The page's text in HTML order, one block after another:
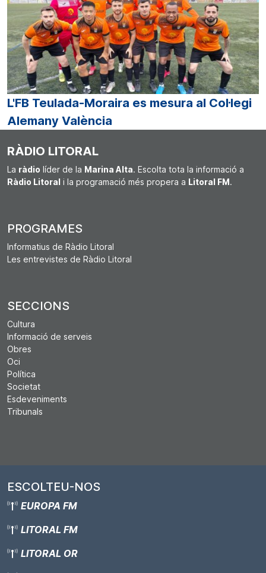
L'FB Teulada-Moraira es mesura al Col·legi
Alemany València
RÀDIO LITORAL
La ràdio líder de la Marina Alta. Escolta tota la informació a
Ràdio Litoral i la programació més propera a Litoral FM.
PROGRAMES
Informatius de Ràdio Litoral
Les entrevistes de Ràdio Litoral
SECCIONS
Cultura
Informació de serveis
Obres
Oci
Política
Societat
Esdeveniments
Tribunals
ESCOLTEU-NOS
EUROPA FM
LITORAL FM
LITORAL OR